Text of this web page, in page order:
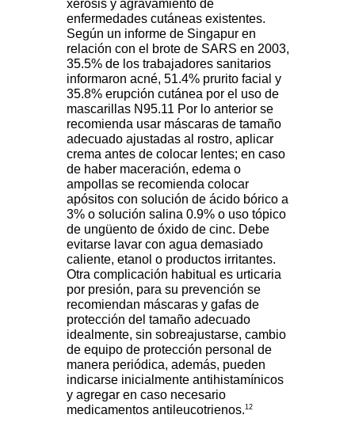
xerosis y agravamiento de
enfermedades cutáneas existentes.
Según un informe de Singapur en
relación con el brote de SARS en 2003,
35.5% de los trabajadores sanitarios
informaron acné, 51.4% prurito facial y
35.8% erupción cutánea por el uso de
mascarillas N95.11 Por lo anterior se
recomienda usar máscaras de tamaño
adecuado ajustadas al rostro, aplicar
crema antes de colocar lentes; en caso
de haber maceración, edema o
ampollas se recomienda colocar
apósitos con solución de ácido bórico a
3% o solución salina 0.9% o uso tópico
de ungüento de óxido de cinc. Debe
evitarse lavar con agua demasiado
caliente, etanol o productos irritantes.
Otra complicación habitual es urticaria
por presión, para su prevención se
recomiendan máscaras y gafas de
protección del tamaño adecuado
idealmente, sin sobreajustarse, cambio
de equipo de protección personal de
manera periódica, además, pueden
indicarse inicialmente antihistamínicos
y agregar en caso necesario
medicamentos antileucotrienos.12